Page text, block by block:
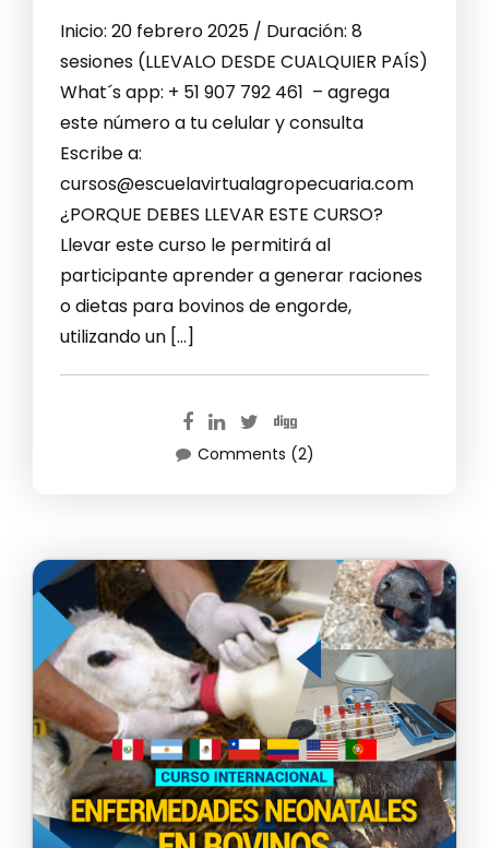
Inicio: 20 febrero 2025 / Duración: 8
sesiones (LLEVALO DESDE CUALQUIER PAÍS)
What´s app: + 51 907 792 461 – agrega
este número a tu celular y consulta
Escribe a:
cursos@escuelavirtualagropecuaria.com
¿PORQUE DEBES LLEVAR ESTE CURSO?
Llevar este curso le permitirá al
participante aprender a generar raciones
o dietas para bovinos de engorde,
utilizando un […]
Comments (2)